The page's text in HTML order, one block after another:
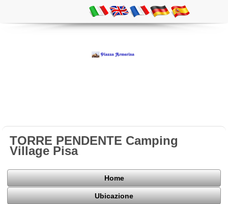
TORRE PENDENTE Camping
Village Pisa
Home
Ubicazione